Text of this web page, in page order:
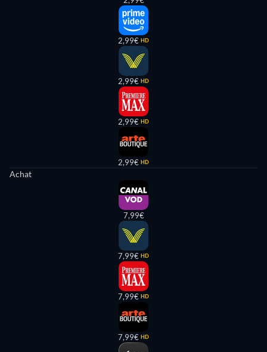
2,99€ HD
2,99€ HD
2,99€ HD
2,99€ HD
Achat
7,99€
7,99€ HD
7,99€ HD
7,99€ HD